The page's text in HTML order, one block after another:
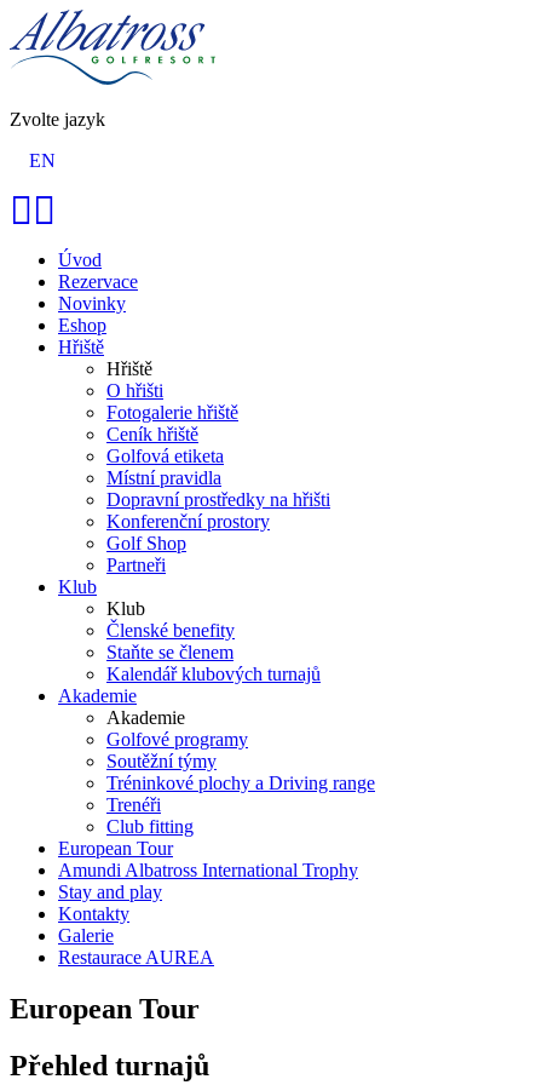
Zvolte jazyk
EN
Úvod
Rezervace
Novinky
Eshop
Hřiště
Hřiště
O hřišti
Fotogalerie hřiště
Ceník hřiště
Golfová etiketa
Místní pravidla
Dopravní prostředky na hřišti
Konferenční prostory
Golf Shop
Partneři
Klub
Klub
Členské benefity
Staňte se členem
Kalendář klubových turnajů
Akademie
Akademie
Golfové programy
Soutěžní týmy
Tréninkové plochy a Driving range
Trenéři
Club fitting
European Tour
Amundi Albatross International Trophy
Stay and play
Kontakty
Galerie
Restaurace AUREA
European Tour
Přehled turnajů